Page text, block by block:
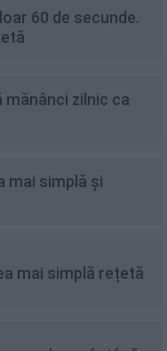
60 de secunde.
zilnic ca
mai simplă și
mai simplă rețetă